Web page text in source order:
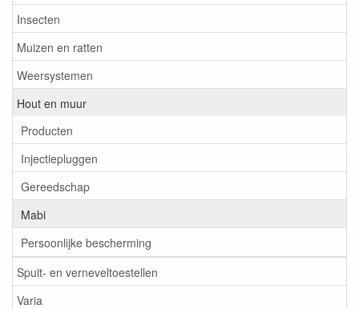
Insecten
Muizen en ratten
Weersystemen
Hout en muur
Producten
Injectiepluggen
Gereedschap
Mabi
Persoonlijke bescherming
Spuit- en verneveltoestellen
Varia